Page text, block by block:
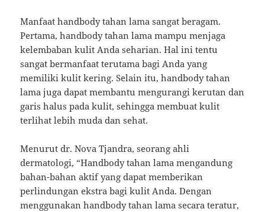
Manfaat handbody tahan lama sangat beragam.
Pertama, handbody tahan lama mampu menjaga
kelembaban kulit Anda seharian. Hal ini tentu
sangat bermanfaat terutama bagi Anda yang
memiliki kulit kering. Selain itu, handbody tahan
lama juga dapat membantu mengurangi kerutan dan
garis halus pada kulit, sehingga membuat kulit
terlihat lebih muda dan sehat.
Menurut dr. Nova Tjandra, seorang ahli
dermatologi, “Handbody tahan lama mengandung
bahan-bahan aktif yang dapat memberikan
perlindungan ekstra bagi kulit Anda. Dengan
menggunakan handbody tahan lama secara teratur,